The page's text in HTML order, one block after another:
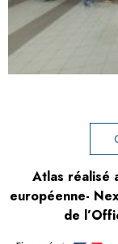
Atlas réalisé
européenne-
de